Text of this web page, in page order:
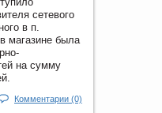
сетевого
в п.
магазине была
на сумму
Комментарии (0)